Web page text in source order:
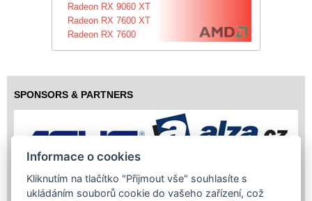
Radeon RX 9060 XT
Radeon RX 7600 XT
Radeon RX 7600
SPONSORS & PARTNERS
Informace o cookies
Kliknutím na tlačítko "Přijmout vše" souhlasíte s
ukládáním souborů cookie do vašeho zařízení, což